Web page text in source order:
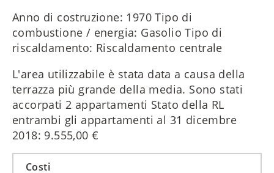
Anno di costruzione: 1970 Tipo di
combustione / energia: Gasolio Tipo di
riscaldamento: Riscaldamento centrale
L'area utilizzabile è stata data a causa della
terrazza più grande della media. Sono stati
accorpati 2 appartamenti Stato della RL
entrambi gli appartamenti al 31 dicembre
2018: 9.555,00 €
Costi